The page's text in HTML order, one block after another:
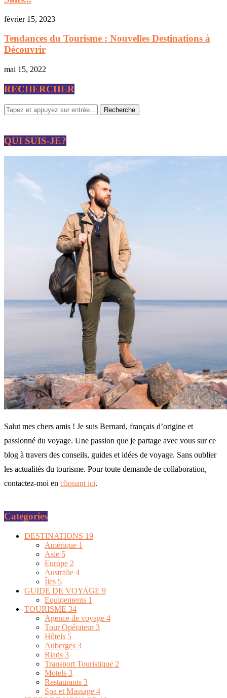
février 15, 2023
Tendances du Tourisme : Nouvelles Destinations à
Découvrir
mai 15, 2022
RECHERCHER
QUI SUIS-JE?
Salut mes chers amis ! Je suis Bernard, français d’origine et
passionné du voyage. Une passion que je partage avec vous sur ce
blog à travers des conseils, guides et idées de voyage. Sans oublier
les actualités du tourisme. Pour toute demande de collaboration,
contactez-moi en cliquant ici.
Categories
DESTINATIONS 19
Amérique 1
Asie 5
Europe 2
Australie 4
Îles 5
GUIDE DE VOYAGE 9
Equipements 1
TOURISME 34
Agence de voyage 4
Tour Opérateur3
Hôtels 5
Auberges 3
Riads 3
Transport Touristique 2
Motels 3
Restaurants 3
Spa et Massage 4